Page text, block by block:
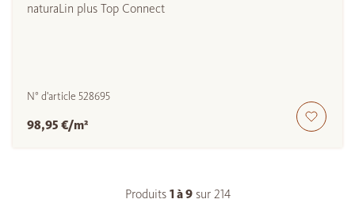
naturaLin plus Top Connect
N° d'article 528695
98,95 €/m²
Produits 1 à9sur 214